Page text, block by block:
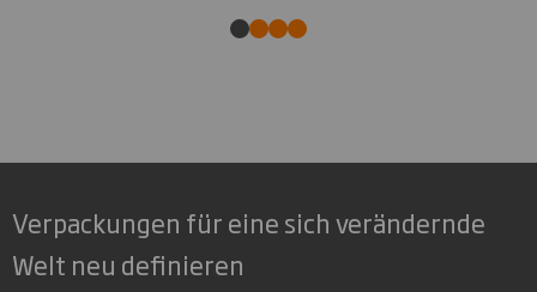
Verpackungen für eine sich verändernde
Welt neu definieren